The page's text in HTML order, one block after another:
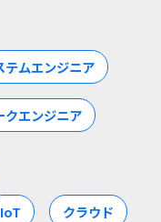
テムエンジニア
クエンジニア
IoT クラウド